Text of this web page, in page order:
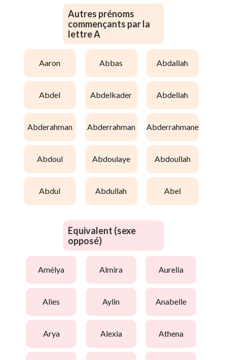
Autres prénoms
commençants par la
lettre A
aaron abbas abdallah
abdel abdelkader abdellah
abderahman abderrahman abderrahmane
abdoul abdoulaye abdoullah
abdul abdullah abel
Equivalent (sexe
opposé)
amélya almira aurelia
alies aylin anabelle
arya alexia athena